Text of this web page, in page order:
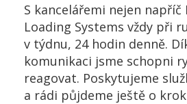
S kancelářemi nejen napříč
Loading Systems vždy při
v týdnu, 24 hodin denně.
komunikaci jsme schopni
reagovat. Poskytujeme
a rádi půjdeme ještě o